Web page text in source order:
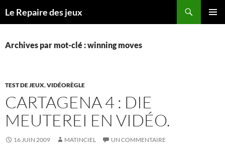
Le Repaire des jeux
CONTENU
Archives par mot-clé : winning moves
TEST DE JEUX,VIDÉORÈGLE
CARTAGENA 4 : DIE
MEUTEREI EN VIDÉO.
16 JUIN 2009 MATINCIEL UN COMMENTAIRE